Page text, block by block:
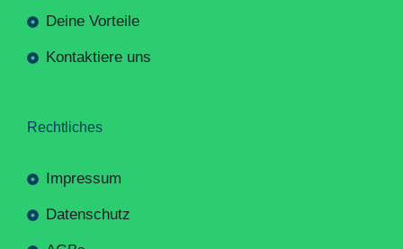
Deine Vorteile
Kontaktiere uns
Rechtliches
Impressum
Datenschutz